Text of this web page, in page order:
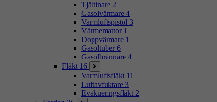
Tjältinare 2
Gasolvärmare 4
Varmluftspistol 3
Värmemattor 1
Doppvärmare 1
Gasoltuber 6
Gasolbrännare 4
Fläkt 16
Varmluftsfläkt 11
Luftavfuktare 3
Evakueringsfläkt 2